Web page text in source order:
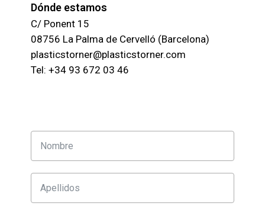
Dónde estamos
C/ Ponent 15
08756 La Palma de Cervelló (Barcelona)
plasticstorner@plasticstorner.com
Tel: +34 93 672 03 46